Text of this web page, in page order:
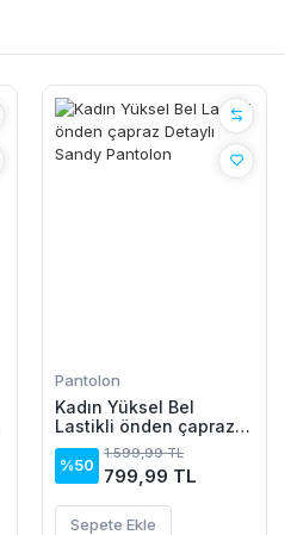
Pantolon
Kadın Yüksel Bel
Lastikli önden çapraz
Detaylı Sandy Pantolon
%50
1.599,99 TL
799,99 TL
Sepete Ekle